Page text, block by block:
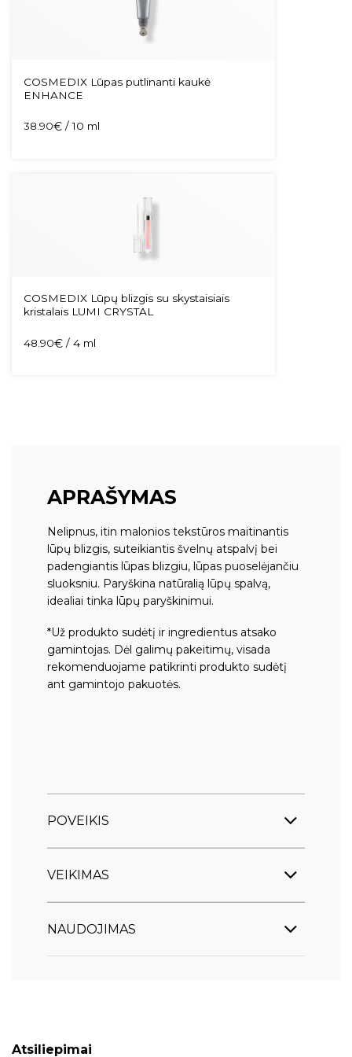
COSMEDIX Lūpas putlinanti kaukė
ENHANCE
38.90€/ 10 ml
COSMEDIX Lūpų blizgis su skystaisiais
kristalais LUMI CRYSTAL
48.90€/ 4 ml
APRAŠYMAS
Nelipnus, itin malonios tekstūros maitinantis
lūpų blizgis, suteikiantis švelnų atspalvį bei
padengiantis lūpas blizgiu, lūpas puoselėjančiu
sluoksniu. Paryškina natūralią lūpų spalvą,
idealiai tinka lūpų paryškinimui.
*Už produkto sudėtį ir ingredientus atsako
gamintojas. Dėl galimų pakeitimų, visada
rekomenduojame patikrinti produkto sudėtį
ant gamintojo pakuotės.
POVEIKIS
VEIKIMAS
NAUDOJIMAS
Atsiliepimai